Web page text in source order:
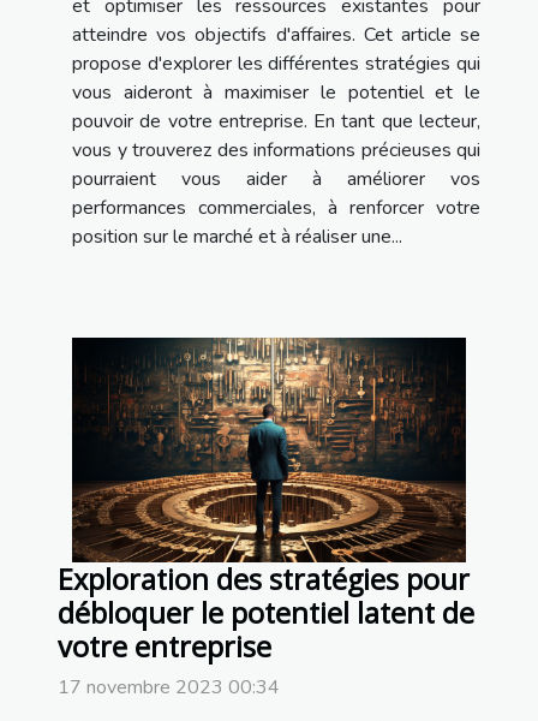
et optimiser les ressources existantes pour
atteindre vos objectifs d'affaires. Cet article se
propose d'explorer les différentes stratégies qui
vous aideront à maximiser le potentiel et le
pouvoir de votre entreprise. En tant que lecteur,
vous y trouverez des informations précieuses qui
pourraient vous aider à améliorer vos
performances commerciales, à renforcer votre
position sur le marché et à réaliser une...
Exploration des stratégies pour
débloquer le potentiel latent de
votre entreprise
17 novembre 2023 00:34